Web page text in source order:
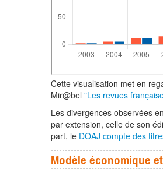
Cette visualisation met en
Mir@bel "Les revues
Les divergences observées
par extension, celle de son
part, le DOAJ compte des
Modèle économique